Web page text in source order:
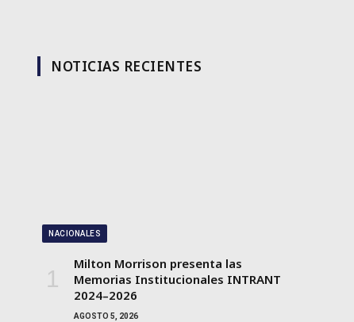
NOTICIAS RECIENTES
NACIONALES
Milton Morrison presenta las
Memorias Institucionales INTRANT
2024–2026
AGOSTO 5, 2026